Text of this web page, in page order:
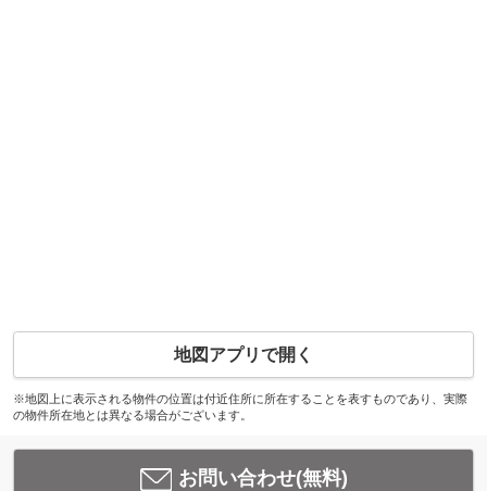
地図アプリで開く
※地図上に表示される物件の位置は付近住所に所在することを表すものであり、実際
の物件所在地とは異なる場合がございます。
お問い合わせ(無料)